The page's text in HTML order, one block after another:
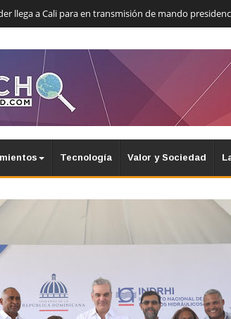
llega a Cali para en transmisión de mando
Tecnología Valor y Sociedad